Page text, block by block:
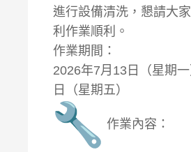
進行設備清洗，懇請大
利作業順利。
作業期間：
2026年7月13日（星期
日（星期五）
作業內容：